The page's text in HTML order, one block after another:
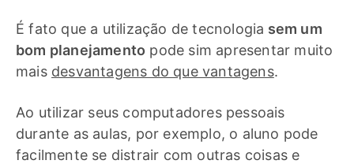
É fato que a utilização de tecnologia sem um
bom planejamento pode sim apresentar muito
mais desvantagens do que vantagens.
Ao utilizar seus computadores pessoais
durante as aulas, por exemplo, o aluno pode
facilmente se distrair com outras coisas e